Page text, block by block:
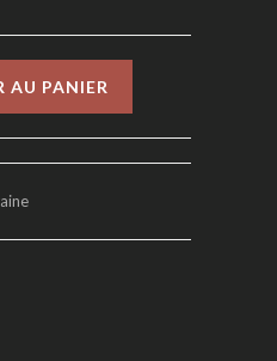
AU PANIER